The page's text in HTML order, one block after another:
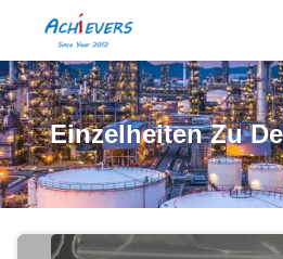
Einzelheiten Zu